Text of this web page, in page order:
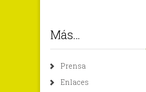
Más…
Prensa
Enlaces